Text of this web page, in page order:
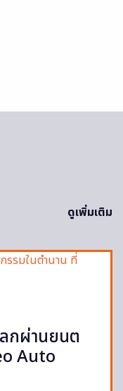
ดูเพิ่มเติม
กผ่านยนต
Auto